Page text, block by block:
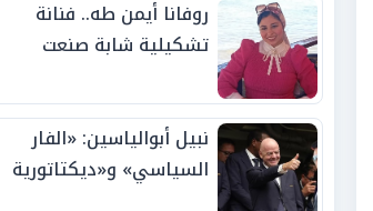
روفانا أيمن طه.. فنانة
تشكيلية شابة صنعت
الجوائز منذ الصغر
نبيل أبوالياسين: «الفار
السياسي» و«ديكتاتورية